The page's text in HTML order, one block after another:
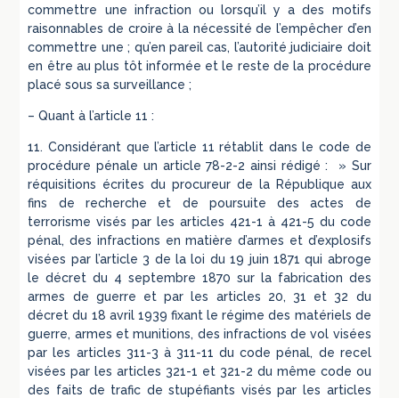
commettre une infraction ou lorsqu’il y a des motifs
raisonnables de croire à la nécessité de l’empêcher d’en
commettre une ; qu’en pareil cas, l’autorité judiciaire doit
en être au plus tôt informée et le reste de la procédure
placé sous sa surveillance ;
– Quant à l’article 11 :
11. Considérant que l’article 11 rétablit dans le code de
procédure pénale un article 78-2-2 ainsi rédigé : » Sur
réquisitions écrites du procureur de la République aux
fins de recherche et de poursuite des actes de
terrorisme visés par les articles 421-1 à 421-5 du code
pénal, des infractions en matière d’armes et d’explosifs
visées par l’article 3 de la loi du 19 juin 1871 qui abroge
le décret du 4 septembre 1870 sur la fabrication des
armes de guerre et par les articles 20, 31 et 32 du
décret du 18 avril 1939 fixant le régime des matériels de
guerre, armes et munitions, des infractions de vol visées
par les articles 311-3 à 311-11 du code pénal, de recel
visées par les articles 321-1 et 321-2 du même code ou
des faits de trafic de stupéfiants visés par les articles